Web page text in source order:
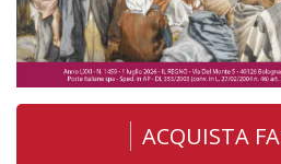
ACQUISTA